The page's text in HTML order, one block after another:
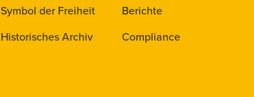
Symbol der Freiheit
Historisches Archiv
Berichte
Compliance